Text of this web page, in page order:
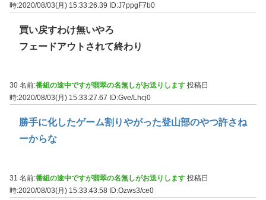
時:2020/08/03(月) 15:33:26.39 ID:J7ppgF7b0
買い戻すわけ無いやろ
フェードアウトされて終わり
30 名前:番組の途中ですが翡翠の名無しがお送りします 投稿日
時:2020/08/03(月) 15:33:27.67
ID:Gve/Lhcj0
勝手に化したゲーム割りやがった登山部のやつ許さね
ーからな
31 名前:番組の途中ですが翡翠の名無しがお送りします 投稿日
時:2020/08/03(月) 15:33:43.58 ID:Ozws3/ce0